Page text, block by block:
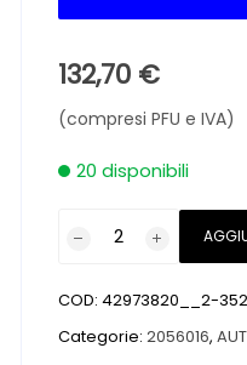
132,70 €
(compresi PFU e IVA)
20 disponibili
ALPIN
5
COD:42973820__2-
Categorie:2056016,